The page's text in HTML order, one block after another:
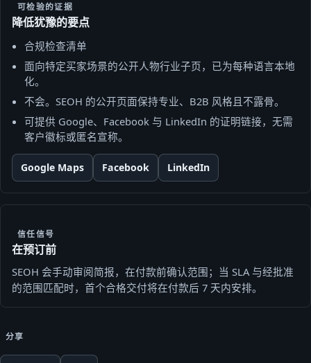
可检验的证据
降低犹豫的要点
合规检查清单
面向特定买家场景的公开人物行业子页，已为每种语言本地
化。
不会。SEOH 的公开页面保持专业、B2B 风格且不露骨。
可提供 Google、Facebook 与 LinkedIn 的证明链接，无需
客户徽标或匿名宣称。
Google Maps Facebook LinkedIn
信任信号
在预订前
SEOH 会手动审阅简报，在付款前确认范围；当 SLA 与经批准
的范围匹配时，首个合格交付将在付款后 7 天内安排。
分享